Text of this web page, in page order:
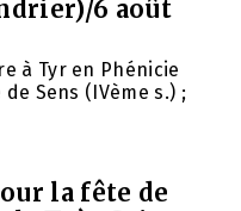
6 août
à Tyr en Phénicie
Sens (IVème s.) ;
la fête de